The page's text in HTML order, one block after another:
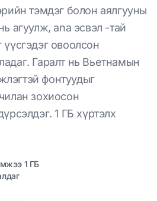
тэмдэг болон аялгууны
агуулж, ana эсвэл -тай
үүсгэдэг овоолсон
Гаралт нь Вьетнамын
фонтуудыг
зохиосон
1 ГБ хүртэлх
1 ГБ